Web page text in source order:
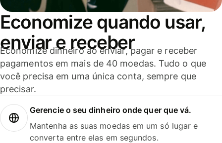
Economize quando usar,
enviar e receber
Economize dinheiro ao enviar, pagar e receber
pagamentos em mais de 40 moedas. Tudo o que
você precisa em uma única conta, sempre que
precisar.
Gerencie o seu dinheiro onde quer que vá.
Mantenha as suas moedas em um só lugar e
converta entre elas em segundos.